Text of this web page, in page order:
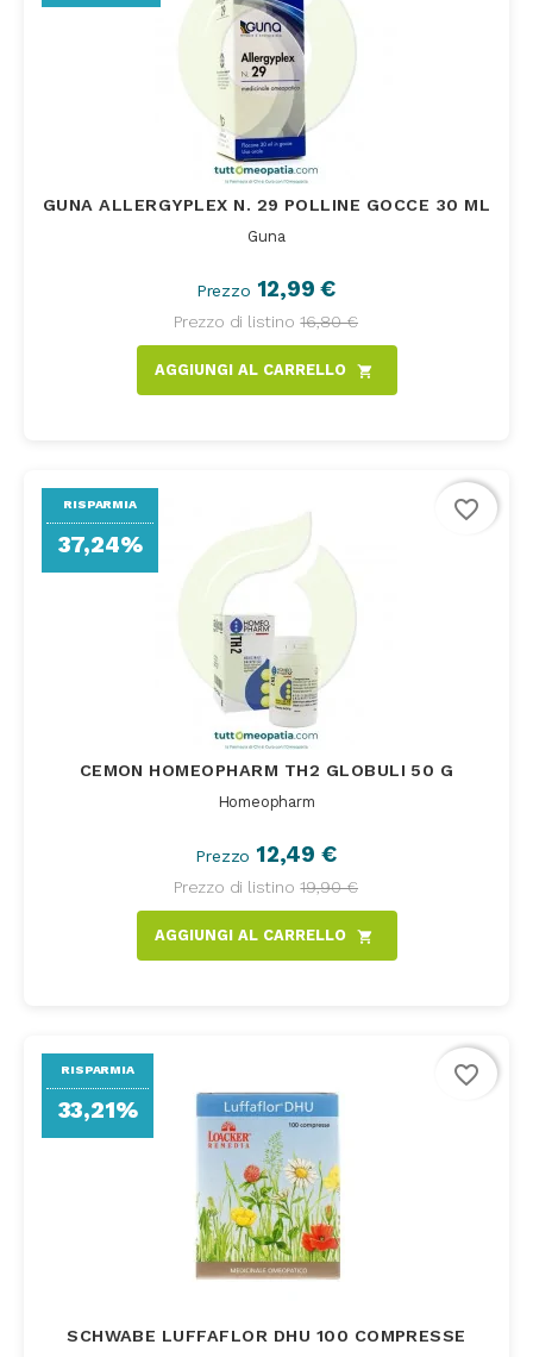
GUNA ALLERGYPLEX N. 29 POLLINE GOCCE 30 ML
Guna
Prezzo 12,99 €
Prezzo di listino 16,80 €
AGGIUNGI AL CARRELLO shopping_cart
CEMON HOMEOPHARM TH2 GLOBULI 50 G
Homeopharm
Prezzo 12,49 €
Prezzo di listino 19,90 €
AGGIUNGI AL CARRELLO shopping_cart
RISPARMIA
37,24%
favorite_border
SCHWABE LUFFAFLOR DHU 100 COMPRESSE
RISPARMIA
33,21%
favorite_border